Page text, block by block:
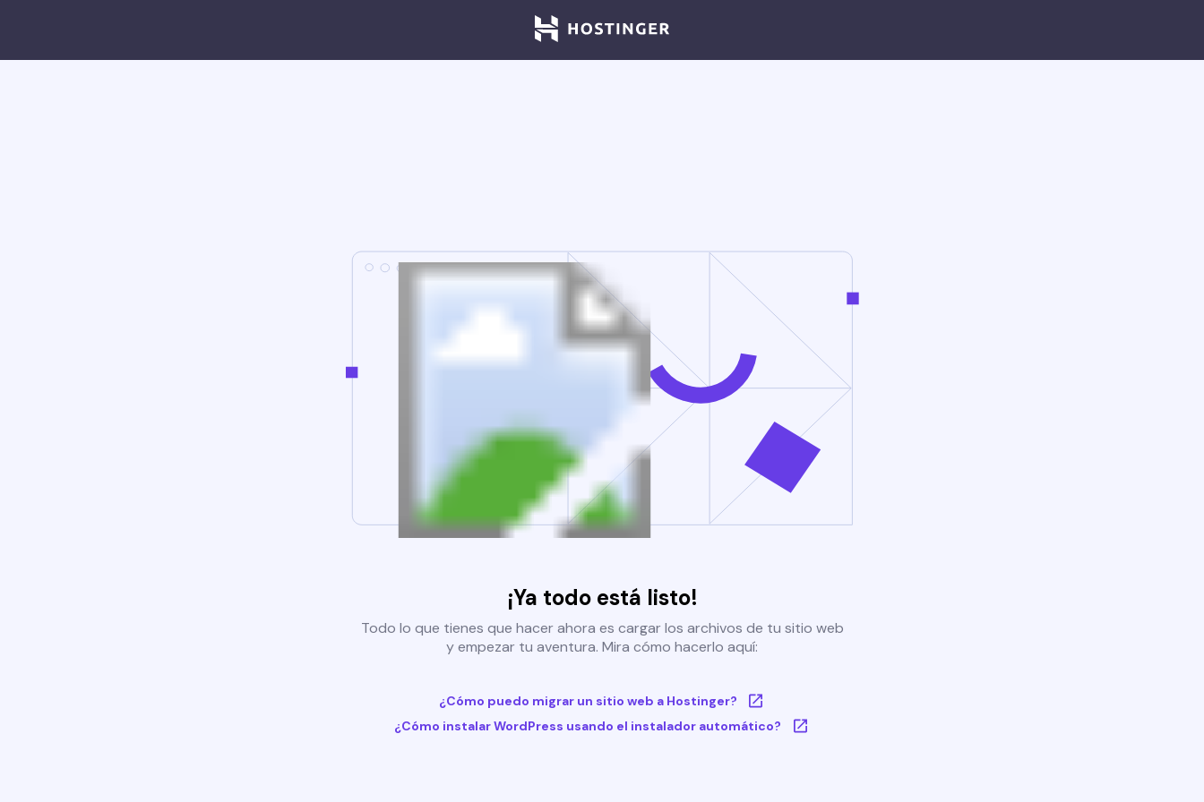
¡Ya todo está listo!
Todo lo que tienes que hacer ahora es cargar los archivos de tu sitio web
y empezar tu aventura. Mira cómo hacerlo aquí:
¿Cómo puedo migrar un sitio web a Hostinger?
¿Cómo instalar WordPress usando el instalador automático?